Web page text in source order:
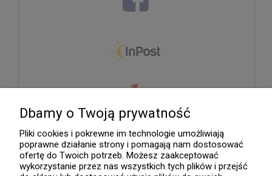
Dbamy o Twoją prywatność
Pliki cookies i pokrewne im technologie umożliwiają
poprawne działanie strony i pomagają nam dostosować
ofertę do Twoich potrzeb. Możesz zaakceptować
wykorzystanie przez nas wszystkich tych plików i przejść